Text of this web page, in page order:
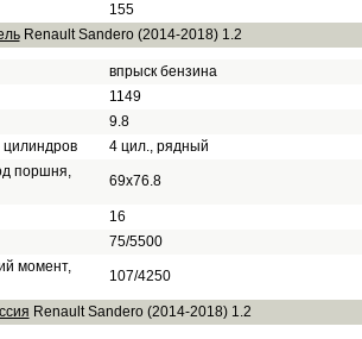
155
Renault Sandero (2014-2018) 1.2
впрыск бензина
1149
9.8
4 цил., рядный
поршня,
69х76.8
16
75/5500
момент,
107/4250
Renault Sandero (2014-2018) 1.2